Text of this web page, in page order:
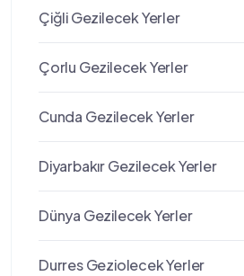
Çiğli Gezilecek Yerler
Çorlu Gezilecek Yerler
Cunda Gezilecek Yerler
Diyarbakır Gezilecek Yerler
Dünya Gezilecek Yerler
Durres Geziolecek Yerler